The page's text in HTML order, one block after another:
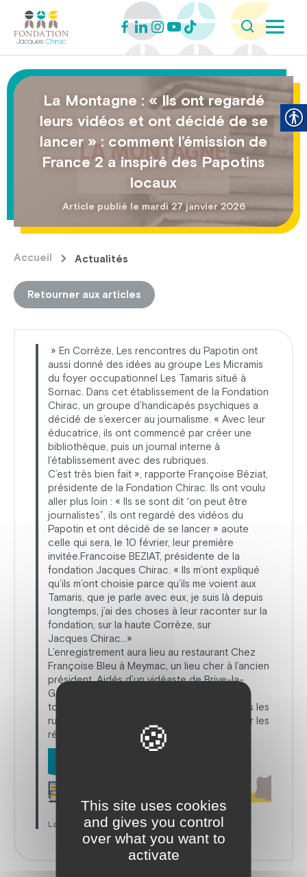
La Montagne : « Ils ont regardé
leurs vidéos et ont décidé de se
lancer » : comment l’émission de
France 2 a inspiré des Papotins
locaux
Article publié le mardi 27 janvier 2026
Accueil Actualités
Retourner aux articles
» En Corrèze, Les rencontres du Papotin ont
aussi donné des idées au groupe Les Micramis
du foyer occupationnel Les Tamaris situé à
Sornac. Dans cet établissement de la Fondation
Chirac, un groupe d’handicapés psychiques a
décidé de s’exercer au journalisme. « Avec leur
éducatrice, ils ont commencé par créer une
bibliothèque, puis un journal interne à
l’établissement avec des rubriques.
C’est très bien fait », rapporte Françoise Béziat,
présidente de la Fondation Chirac. Ils ont voulu
aller plus loin : « Ils se sont dit “on peut être
journalistes”, ils ont regardé des vidéos du
Papotin et ont décidé de se lancer » aoute
celle qui sera, le 10 février, leur première
invitée.Francoise BEZIAT, présidente de la
fondation Jacques Chirac. « Ils m’ont expliqué
qu’ils m’ont choisie parce qu’ils me voient aux
Tamaris, que je parle avec eux, je suis là depuis
longtemps, j’ai des choses à leur raconter sur la
fondation, sur la haute Corrèze, sur
Jacques Chirac…»
L’enregistrement aura lieu au restaurant Chez
Françoise Bleu à Meymac, un lieu cher à l’ancien
président. Aidés d’un vidéaste de Brive-la-
Gaillarde, les jeunes apprentis journalistes
tourneront aussi avec Françoise Béziat dans les
rues de Meymac. L’émission sera diffusée sur les
réseaux sociaux de la fondation. »
La Montagne – Edition du 25 janvier 2026
This site uses cookies
and gives you control
over what you want to
activate